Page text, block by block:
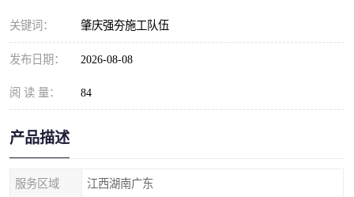
关键词： 肇庆强夯施工队伍
发布日期： 2026-08-08
阅 读 量： 84
产品描述
服务区域 江西湖南广东